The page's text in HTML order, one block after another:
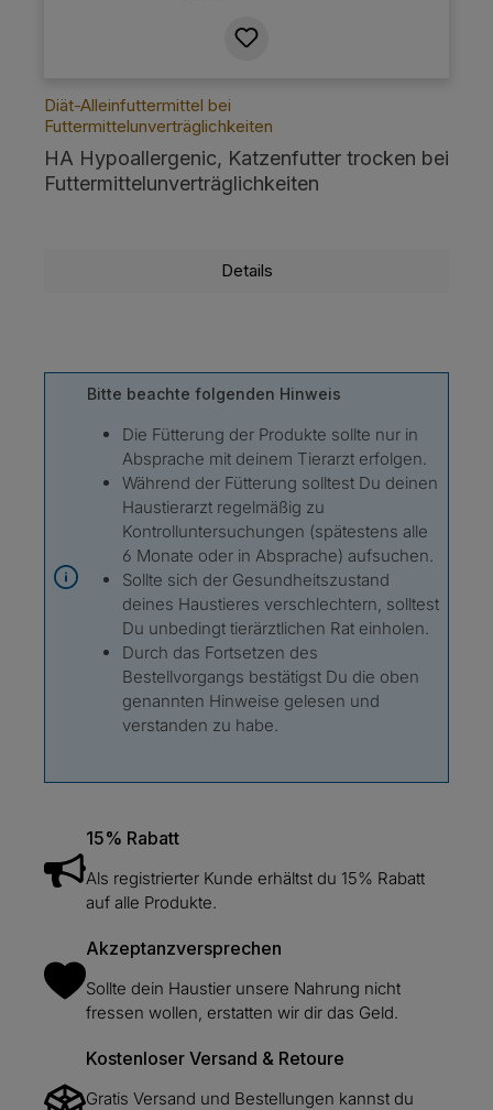
Diät-Alleinfuttermittel bei
Futtermittelunverträglichkeiten
HA Hypoallergenic, Katzenfutter trocken bei
Futtermittelunverträglichkeiten
Details
Bitte beachte folgenden Hinweis
Die Fütterung der Produkte sollte nur in
Absprache mit deinem Tierarzt erfolgen.
Während der Fütterung solltest Du deinen
Haustierarzt regelmäßig zu
Kontrolluntersuchungen (spätestens alle
6 Monate oder in Absprache) aufsuchen.
Sollte sich der Gesundheitszustand
deines Haustieres verschlechtern, solltest
Du unbedingt tierärztlichen Rat einholen.
Durch das Fortsetzen des
Bestellvorgangs bestätigst Du die oben
genannten Hinweise gelesen und
verstanden zu habe.
15% Rabatt
Als registrierter Kunde erhältst du 15% Rabatt
auf alle Produkte.
Akzeptanzversprechen
Sollte dein Haustier unsere Nahrung nicht
fressen wollen, erstatten wir dir das Geld.
Kostenloser Versand & Retoure
Gratis Versand und Bestellungen kannst du